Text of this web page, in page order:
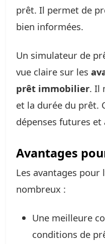
prêt. Il permet de
bien informées.
Un simulateur de
vue claire sur les
prêt immobilier. Il
et la durée du prêt.
dépenses futures
Avantages
Les avantages pour
nombreux :
Une meilleure
conditions de